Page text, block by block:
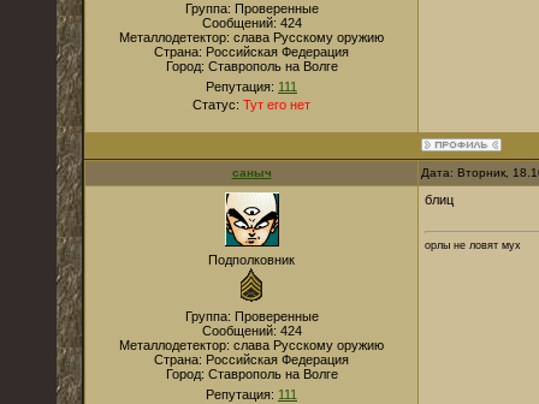
Группа: Проверенные
Сообщений: 424
Металлодетектор: слава Русскому оружию
Страна: Российская Федерация
Город: Ставрополь на Волге
Репутация: 111
Статус: Тут его нет
саныч Дата: Вторник,
Подполковник
Группа: Проверенные
Сообщений: 424
Металлодетектор: слава Русскому оружию
Страна: Российская Федерация
Город: Ставрополь на Волге
Репутация: 111
блиц
орлы не ловят мух